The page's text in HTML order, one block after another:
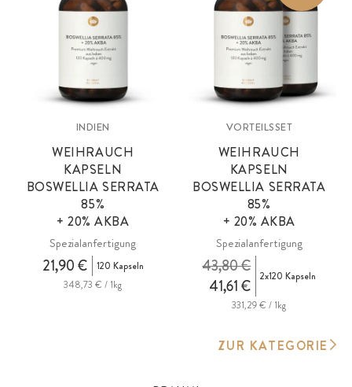
INDIEN
WEIHRAUCH
KAPSELN
BOSWELLIA SERRATA
85%
+ 20%AKBA
Spezialanfertigung
21,90 €
120 Kapseln
348,73 € / 1kg
VORTEILSSET
WEIHRAUCH
KAPSELN
BOSWELLIA SERRATA
85%
+ 20% AKBA
Spezialanfertigung
41,61 €
43,80 € 2x120 Kapseln
331,29 € / 1kg
ZUR KATEGORIE